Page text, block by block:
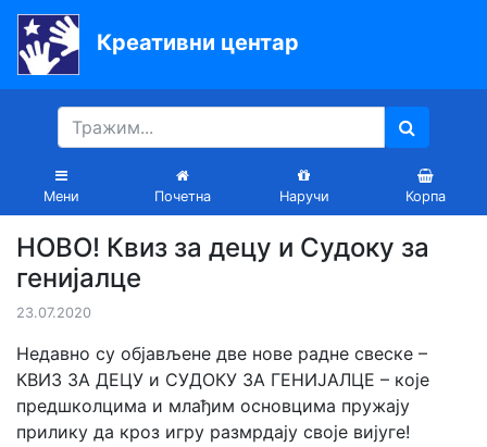
Креативни центар
Мени Почетна Наручи Корпа
Почетна
Књиге
Уџбеници
вртиће
Лектира
Акције
Блог
НОВО! Квиз за децу и Судоку за
генијалце
23.07.2020
Недавно су објављене две нове радне свеске –
КВИЗ ЗА ДЕЦУ и СУДОКУ ЗА ГЕНИЈАЛЦЕ – које
предшколцима и млађим основцима пружају
прилику да кроз игру размрдају своје вијуге!